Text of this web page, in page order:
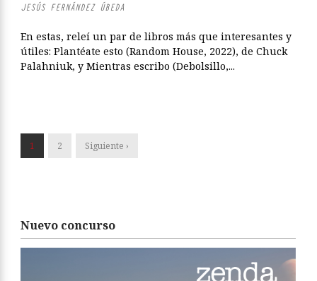
JESÚS FERNÁNDEZ ÚBEDA
En estas, releí un par de libros más que interesantes y
útiles: Plantéate esto (Random House, 2022), de Chuck
Palahniuk, y Mientras escribo (Debolsillo,...
1 2 Siguiente ›
Nuevo concurso